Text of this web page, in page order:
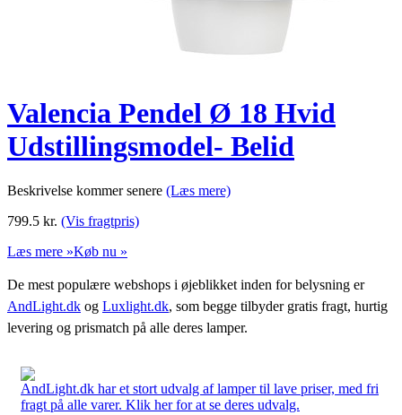
Valencia Pendel Ø 18 Hvid
Udstillingsmodel- Belid
Beskrivelse kommer senere (Læs mere)
799.5 kr. (Vis fragtpris)
Læs mere »Køb nu »
De mest populære webshops i øjeblikket inden for belysning er
AndLight.dk og Luxlight.dk, som begge tilbyder gratis fragt, hurtig
levering og prismatch på alle deres lamper.
AndLight.dk har et stort udvalg af lamper til lave priser, med fri
fragt på alle varer. Klik her for at se deres udvalg.